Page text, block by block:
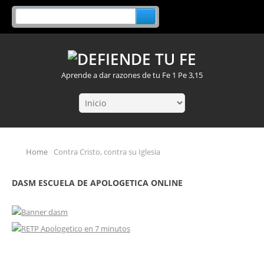
Aprende a dar razones de tu Fe 1 Pe 3,15
Home Contra Cristo, contra su Iglesia
DASM ESCUELA DE APOLOGETICA ONLINE